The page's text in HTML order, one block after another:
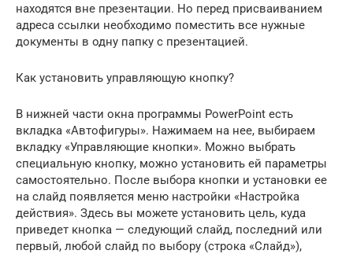
находятся вне презентации. Но перед присваиванием
адреса ссылки необходимо поместить все нужные
документы в одну папку с презентацией.
Как установить управляющую кнопку?
В нижней части окна программы PowerPoint есть
вкладка «Автофигуры». Нажимаем на нее, выбираем
вкладку «Управляющие кнопки». Можно выбрать
специальную кнопку, можно установить ей параметры
самостоятельно. После выбора кнопки и установки ее
на слайд появляется меню настройки «Настройка
действия». Здесь вы можете установить цель, куда
приведет кнопка — следующий слайд, последний или
первый, любой слайд по выбору (строка «Слайд»),